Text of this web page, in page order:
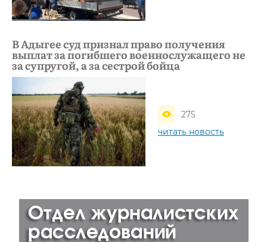
В Адыгее суд признал право получения
выплат за погибшего военнослужащего не
за супругой, а за сестрой бойца
275
читать новость